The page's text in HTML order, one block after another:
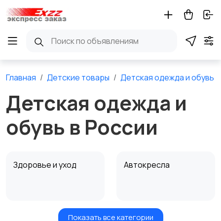
Главная Детские товары Детская одежда и обувь
Детская одежда и
обувь в России
Здоровье и уход Автокресла
Показать все категории